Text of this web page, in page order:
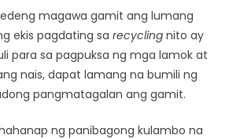
magawa gamit ang lumang
ekis pagdating sa recycling nito ay
para sa pagpuksa ng mga lamok at
nais, dapat lamang na bumili ng
pangmatagalan ang gamit.
ng panibagong kulambo na